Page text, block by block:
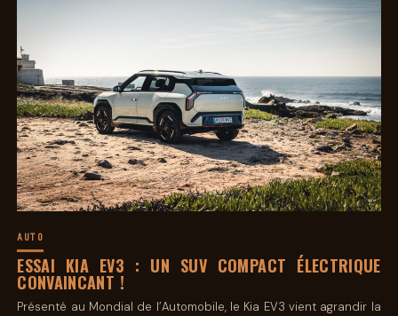
AUTO
ESSAI KIA EV3 : UN SUV COMPACT ÉLECTRIQUE
CONVAINCANT !
Présenté au Mondial de l’Automobile, le Kia EV3 vient agrandir la